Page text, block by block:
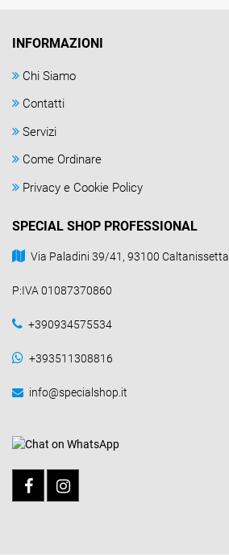
INFORMAZIONI
Chi Siamo
Contatti
Servizi
Come Ordinare
Privacy e Cookie Policy
SPECIAL SHOP PROFESSIONAL
Via Paladini 39/41, 93100 Caltanissetta
P:IVA 01087370860
+390934575534
+393511308816
info@specialshop.it